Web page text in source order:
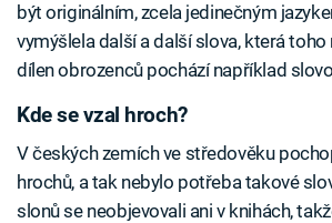
být originálním, zcela jedinečným
vymýšlela další a další slova, která
dílen obrozenců pochází například
Kde se vzal hroch?
V českých zemích ve středověku
hrochů, a tak nebylo potřeba takové
slonů se neobjevovali ani v knihách,